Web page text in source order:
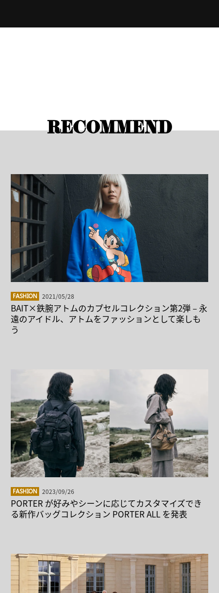
RECOMMEND
FASHION 2021/05/28
BAIT×鉄腕アトムのカプセルコレクション第2弾 – 永
遠のアイドル、アトムをファッションとして楽しも
う
FASHION 2023/09/26
PORTER が好みやシーンに応じてカスタマイズでき
る新作バッグコレクション PORTER ALL を発表